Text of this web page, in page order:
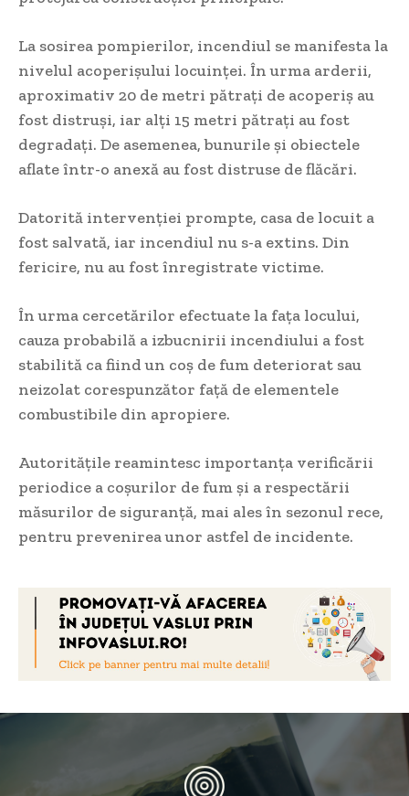
La sosirea pompierilor, incendiul se manifesta la
nivelul acoperișului locuinței. În urma arderii,
aproximativ 20 de metri pătrați de acoperiș au
fost distruși, iar alți 15 metri pătrați au fost
degradați. De asemenea, bunurile și obiectele
aflate într-o anexă au fost distruse de flăcări.
Datorită intervenției prompte, casa de locuit a
fost salvată, iar incendiul nu s-a extins. Din
fericire, nu au fost înregistrate victime.
În urma cercetărilor efectuate la fața locului,
cauza probabilă a izbucnirii incendiului a fost
stabilită ca fiind un coș de fum deteriorat sau
neizolat corespunzător față de elementele
combustibile din apropiere.
Autoritățile reamintesc importanța verificării
periodice a coșurilor de fum și a respectării
măsurilor de siguranță, mai ales în sezonul rece,
pentru prevenirea unor astfel de incidente.